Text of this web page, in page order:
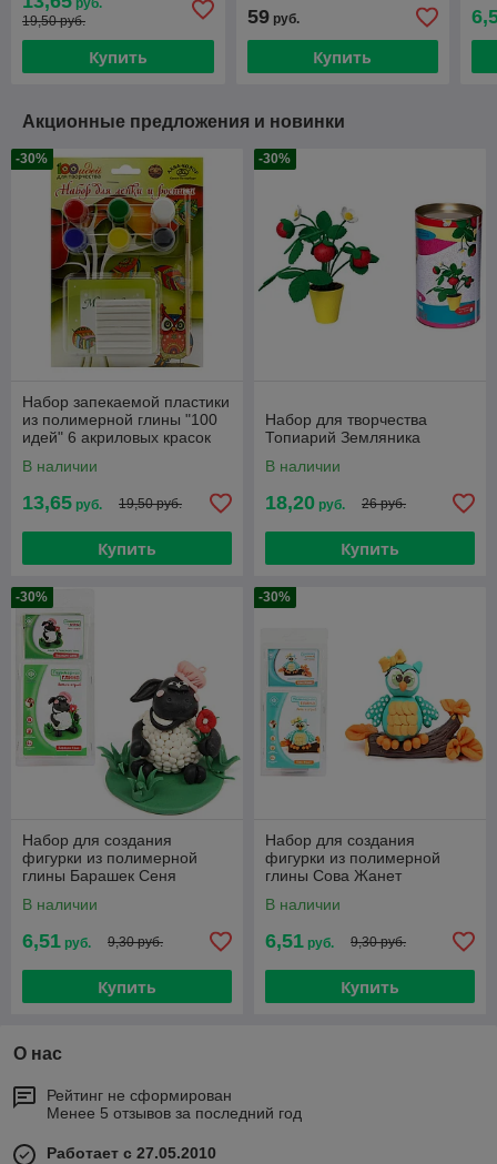
кисть
руб.
19,50 руб.
Купить
59руб.
Купить
Акционные предложения и новинки
-30%
Набор запекаемой пластики
из полимерной глины "100
идей" 6 акриловых красок
В наличии
13,65 руб. 19,50 руб.
Купить
-30%
Набор для творчества
Топиарий Земляника
В наличии
18,20 руб. 26 руб.
Купить
-30%
Набор для создания
фигурки из полимерной
глины Барашек Сеня
В наличии
6,51 руб. 9,30 руб.
Купить
-30%
Набор для создания
фигурки из полимерной
глины Сова Жанет
В наличии
6,51 руб. 9,30 руб.
Купить
О нас
Рейтинг не сформирован
Менее 5 отзывов за последний год
Работает с 27.05.2010